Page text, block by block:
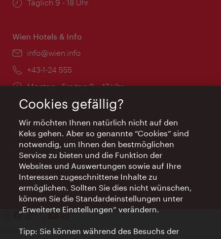
Öffnungszeiten:
Täglich 9 - 18 Uhr
Wien Hotels & Info
Email:
info@wien.info
Telefon:
+43-1-24 555
Öffnungszeiten:
Montag - Freitag 9 – 17 Uhr
Feiertags geschlossen
AI Concierge Wien
Ort:
concierge.wien.info
Öffnungszeiten:
Informationen rund um die Uhr
Kontakt
Cookies gefällig?
Wir möchten Ihnen natürlich nicht auf den
Keks gehen. Aber so genannte “Cookies” sind
notwendig, um Ihnen den bestmöglichen
Service zu bieten und die Funktion der
Websites und Auswertungen sowie auf Ihre
Interessen zugeschnittene Inhalte zu
ermöglichen. Sollten Sie dies nicht wünschen,
können Sie die Standardeinstellungen unter
„Erweiterte Einstellungen“ verändern.
Tipp: Sie können während des Besuchs der